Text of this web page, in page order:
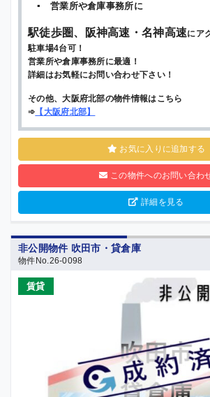
▪ 営業所や倉庫事務所に
駅徒歩圏、阪神高速・名神高速にア
駐車場4台可！
営業所や倉庫事務所に最適！
詳細はお気軽にお問い合わせ下さい！
その他、大阪府北部の物件情報はこちら
➾ 【大阪府北部】
お気に入りに追加する
この物件へのお問い合わ
詳細を見る
非公開物件 吹田市・貸倉庫
物件No.26-0098
賃貸